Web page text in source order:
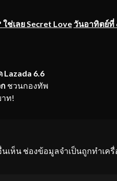
ใช่เลยSecret Loveวันอาทิตย์ที่
Lazada 6.6
ชวนกองทัพ
ท!
เห็น ช่องข้อมูลจำเป็นถูกทำเค